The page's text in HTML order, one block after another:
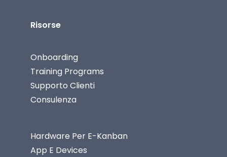
Risorse
Onboarding
Training Programs
Supporto Clienti
Consulenza
Hardware Per E-Kanban
App E Devices